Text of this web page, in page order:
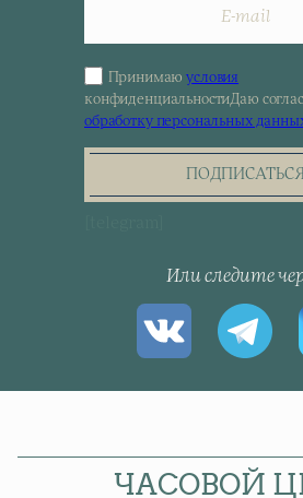
Sign
up
for
the
Принимаюусловия
конфиденциальностиДаю
обработку персональных
Или следите
ЧАСОВОЙ